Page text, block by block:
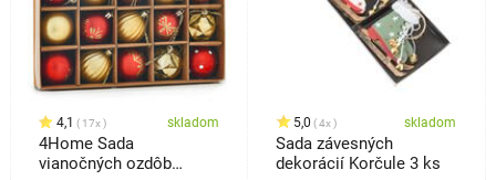
4,1 17x skladom
4Home Sada
vianočných ozdôb
5,0 4x skladom
Sada závesných
dekorácií Korčule 3 ks